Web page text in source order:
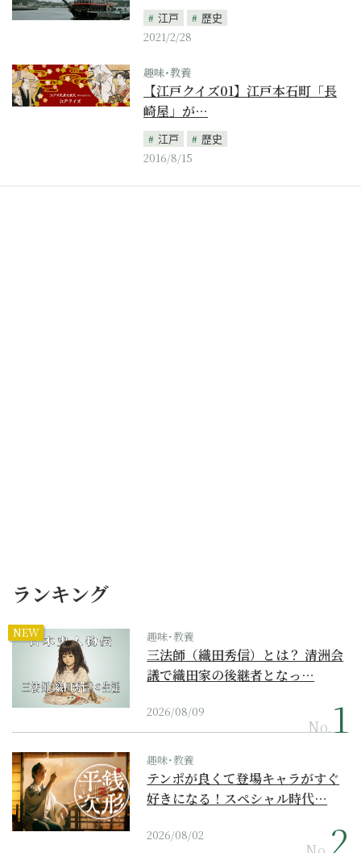
江戸
歴史
2021/2/28
趣味･教養
【江戸クイズ01】江戸本石町「長
崎屋」が…
江戸
歴史
2016/8/15
ランキング
NEW 趣味･教養
三法師（織田秀信）とは？ 清洲会
議で織田家の後継者となっ…
2026/08/09
No.
趣味･教養
テンポが良くて登場キャラがすぐ
好きになる！スペシャル時代…
2026/08/02